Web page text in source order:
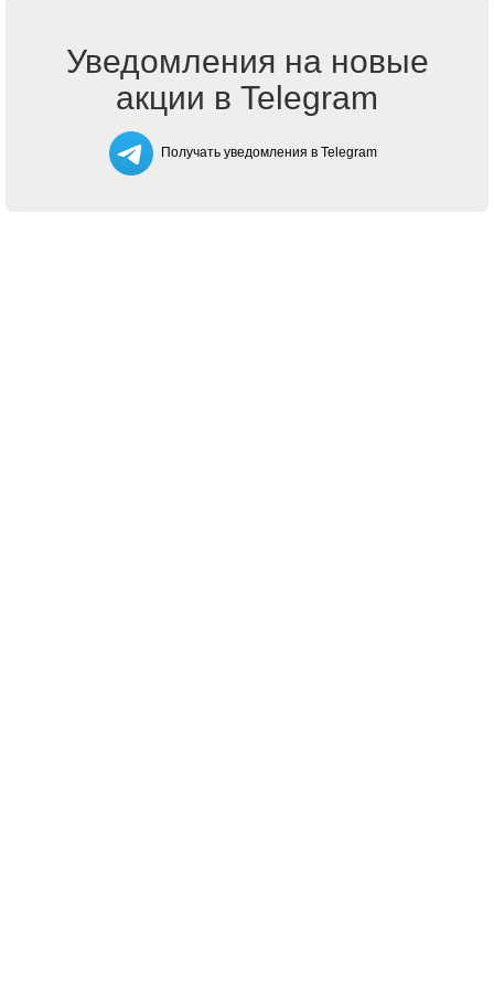
Уведомления на новые
акции в Telegram
Получать уведомления в Telegram